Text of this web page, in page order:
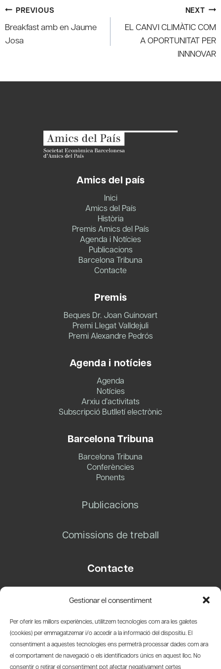
Gestionar el consentiment
Per oferir les millors experiències, utilitzem tecnologies com ara les galetes
(cookies) per emmagatzemar i/o accedir a la informació del dispositiu. El
consentiment a aquestes tecnologies ens permetrà processar dades com ara
el comportament de navegació o els identificadors únics en aquest lloc. No
consentir o retirar el consentiment pot afectar negativament certes
Post
navigation
PREVIOUS
Breakfast amb en Jaume
Josa
NEXT
EL CANVI CLIMÀTIC COM
A OPORTUNITAT PER
INNNOVAR
Amics del país
Inici
Amics del País
Història
Premis Amics del País
Agenda i Notícies
Publicacions
Barcelona Tribuna
Contacte
Premis
Beques Dr. Joan Guinovart
Premi Llegat Valldejuli
Premi Alexandre Pedrós
Agenda i notícies
Agenda
Notícies
Arxiu d’activitats
Subscripció Butlletí electrònic
Barcelona Tribuna
Barcelona Tribuna
Conferències
Ponents
Publicacions
Comissions de treball
Contacte
08003 Barcelona
info@amicsdelpais.com
Suscripció Newsletter